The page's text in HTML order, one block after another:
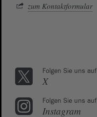
zum Kontaktformular
Folgen Sie uns auf
X
Folgen Sie uns auf
Instagram